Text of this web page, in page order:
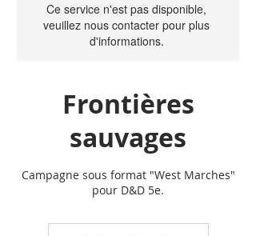
Ce service n'est pas disponible,
veuillez nous contacter pour plus
d'informations.
Frontières
sauvages
Campagne sous format "West Marches"
pour D&D 5e.